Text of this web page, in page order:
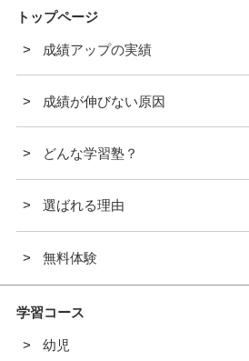
トップページ
成績アップの実績
成績が伸びない原因
どんな学習塾？
選ばれる理由
無料体験
学習コース
幼児